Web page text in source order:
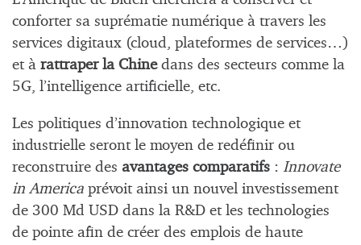
conforter sa suprématie numérique à travers les
services digitaux (cloud, plateformes de services…)
et à rattraper la Chinedans des secteurs comme la
5G, l’intelligence artificielle, etc.
Les politiques d’innovation technologique et
industrielle seront le moyen de redéfinir ou
reconstruire des avantages comparatifs : Innovate
in America prévoit ainsi un nouvel investissement
de 300 Md USD dans la R&D et les technologies
de pointe afin de créer des emplois de haute